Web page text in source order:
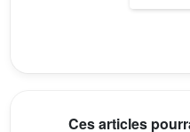
Ces articles